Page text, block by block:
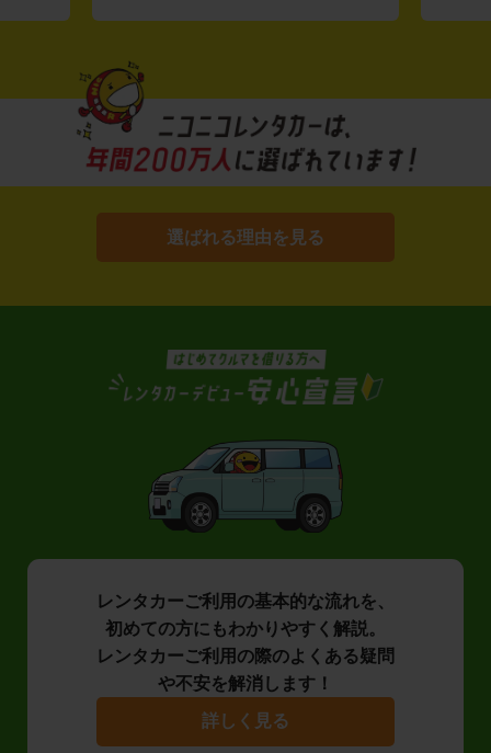
選ばれる理由を見る
レンタカーご利用の基本的な流れを、
初めての方にもわかりやすく解説。
レンタカーご利用の際のよくある疑問
や不安を解消します！
詳しく見る